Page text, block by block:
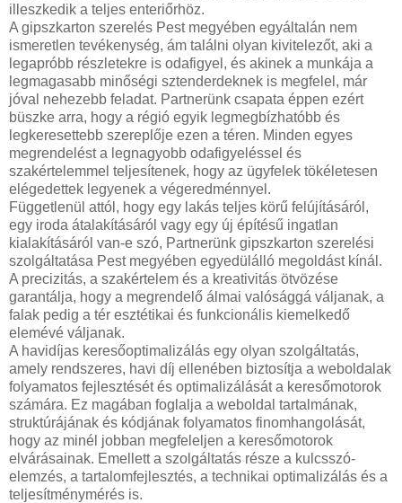
illeszkedik a teljes enteriőrhöz.
A gipszkarton szerelés Pest megyében egyáltalán nem
ismeretlen tevékenység, ám találni olyan kivitelezőt, aki a
legapróbb részletekre is odafigyel, és akinek a munkája a
legmagasabb minőségi sztenderdeknek is megfelel, már
jóval nehezebb feladat. Partnerünk csapata éppen ezért
büszke arra, hogy a régió egyik legmegbízhatóbb és
legkeresettebb szereplője ezen a téren. Minden egyes
megrendelést a legnagyobb odafigyeléssel és
szakértelemmel teljesítenek, hogy az ügyfelek tökéletesen
elégedettek legyenek a végeredménnyel.
Függetlenül attól, hogy egy lakás teljes körű felújításáról,
egy iroda átalakításáról vagy egy új építésű ingatlan
kialakításáról van-e szó, Partnerünk gipszkarton szerelési
szolgáltatása Pest megyében egyedülálló megoldást kínál.
A precizitás, a szakértelem és a kreativitás ötvözése
garantálja, hogy a megrendelő álmai valósággá váljanak, a
falak pedig a tér esztétikai és funkcionális kiemelkedő
elemévé váljanak.
A havidíjas keresőoptimalizálás egy olyan szolgáltatás,
amely rendszeres, havi díj ellenében biztosítja a weboldalak
folyamatos fejlesztését és optimalizálását a keresőmotorok
számára. Ez magában foglalja a weboldal tartalmának,
struktúrájának és kódjának folyamatos finomhangolását,
hogy az minél jobban megfeleljen a keresőmotorok
elvárásainak. Emellett a szolgáltatás része a kulcsszó-
elemzés, a tartalomfejlesztés, a technikai optimalizálás és a
teljesítménymérés is.